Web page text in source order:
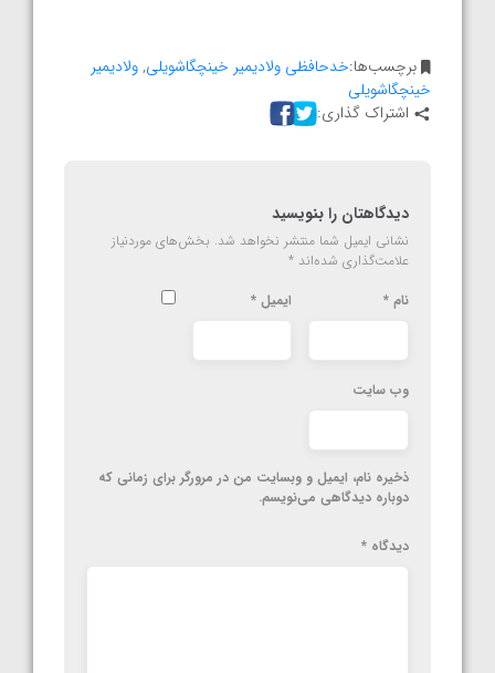
برچسب‌ها:خدحافظی ولادیمیر خینچگاشویلی,ولادیمیر
خینچگاشویلی
اشتراک گذاری:
دیدگاهتان را بنویسید
نشانی ایمیل شما منتشر نخواهد شد. بخش‌های موردنیاز
علامت‌گذاری شده‌اند *
نام * ایمیل *
وب‌ سایت
ذخیره نام، ایمیل و وبسایت من در مرورگر برای زمانی که
دوباره دیدگاهی می‌نویسم.
دیدگاه *